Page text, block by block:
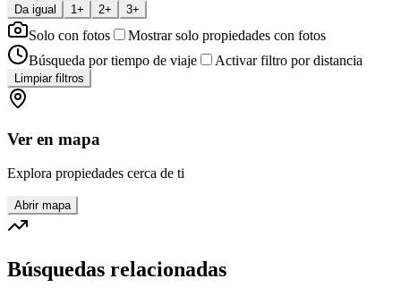
Da igual 1+ 2+ 3+
Solo con fotos
Mostrar solo propiedades con fotos
Búsqueda por tiempo de viaje
Activar filtro por distancia
Limpiar filtros
Ver en mapa
Explora propiedades cerca de ti
Abrir mapa
Búsquedas relacionadas